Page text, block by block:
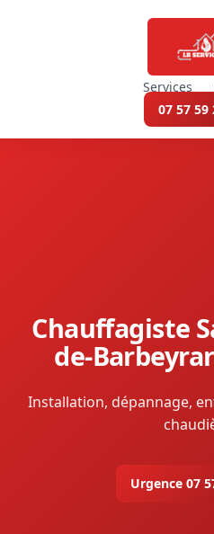
Services
07 57 59
Chauffagiste
de-
Installation, dépannage,
Urgence 07